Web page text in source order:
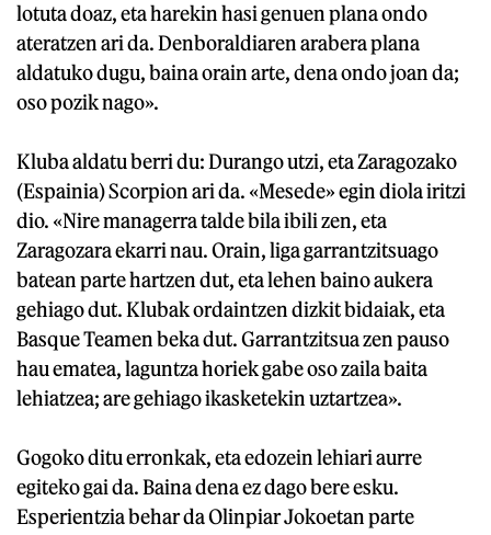
lotuta doaz, eta harekin hasi genuen plana ondo
ateratzen ari da. Denboraldiaren arabera plana
aldatuko dugu, baina orain arte, dena ondo joan da;
oso pozik nago».
Kluba aldatu berri du: Durango utzi, eta Zaragozako
(Espainia) Scorpion ari da. «Mesede» egin diola iritzi
dio. «Nire managerra talde bila ibili zen, eta
Zaragozara ekarri nau. Orain, liga garrantzitsuago
batean parte hartzen dut, eta lehen baino aukera
gehiago dut. Klubak ordaintzen dizkit bidaiak, eta
Basque Teamen beka dut. Garrantzitsua zen pauso
hau ematea, laguntza horiek gabe oso zaila baita
lehiatzea; are gehiago ikasketekin uztartzea».
Gogoko ditu erronkak, eta edozein lehiari aurre
egiteko gai da. Baina dena ez dago bere esku.
Esperientzia behar da Olinpiar Jokoetan parte